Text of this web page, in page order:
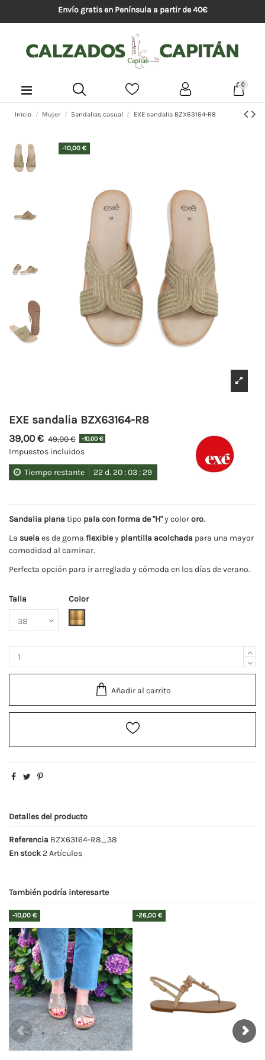
Envío gratis en Península a partir de 40€
0
Inicio Mujer Sandalias casual EXE sandalia BZX63164-R8
-10,00 €
EXE sandalia BZX63164-R8
39,00 € 49,00 € -10,00 €
Impuestos incluidos
Tiempo restante 22d. 20 :03 : 29
Sandalia plana tipo pala con forma de "H"y colororo.
La suela es de goma flexibley plantilla acolchada para una mayor
comodidad al caminar.
Perfecta opción para ir arreglada y cómoda en los días de verano.
Talla
Color
Oro
Añadir al carrito
Detalles del producto
Referencia BZX63164-R8_38
En stock 2 Artículos
También podría interesarte